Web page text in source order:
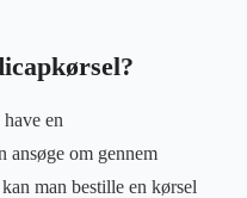
en
ansøge om gennem
man bestille en kørsel